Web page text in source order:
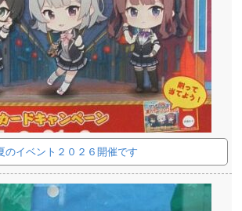
のイベント２０２６開催です